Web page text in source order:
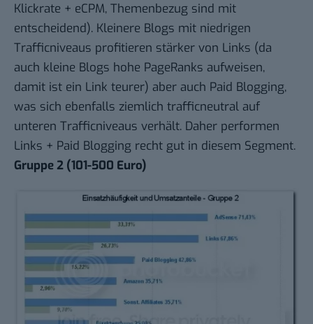
Klickrate + eCPM, Themenbezug sind mit
entscheidend). Kleinere Blogs mit niedrigen
Trafficniveaus profitieren stärker von Links (da
auch kleine Blogs hohe PageRanks aufweisen,
damit ist ein Link teurer) aber auch Paid Blogging,
was sich ebenfalls ziemlich trafficneutral auf
unteren Trafficniveaus verhält. Daher performen
Links + Paid Blogging recht gut in diesem Segment.
Gruppe 2 (101-500 Euro)